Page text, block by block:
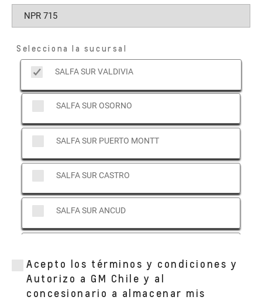
Selecciona la sucursal
SALFA SUR VALDIVIA
SALFA SUR OSORNO
SALFA SUR PUERTO MONTT
SALFA SUR CASTRO
SALFA SUR ANCUD
Acepto los términos y condiciones y
Autorizo a GM Chile y al
concesionario a almacenar mis